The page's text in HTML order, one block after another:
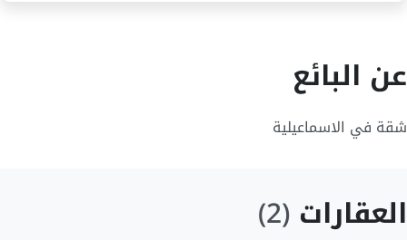
عن البائع
شقة في الاسماعيلية
العقارات (2)